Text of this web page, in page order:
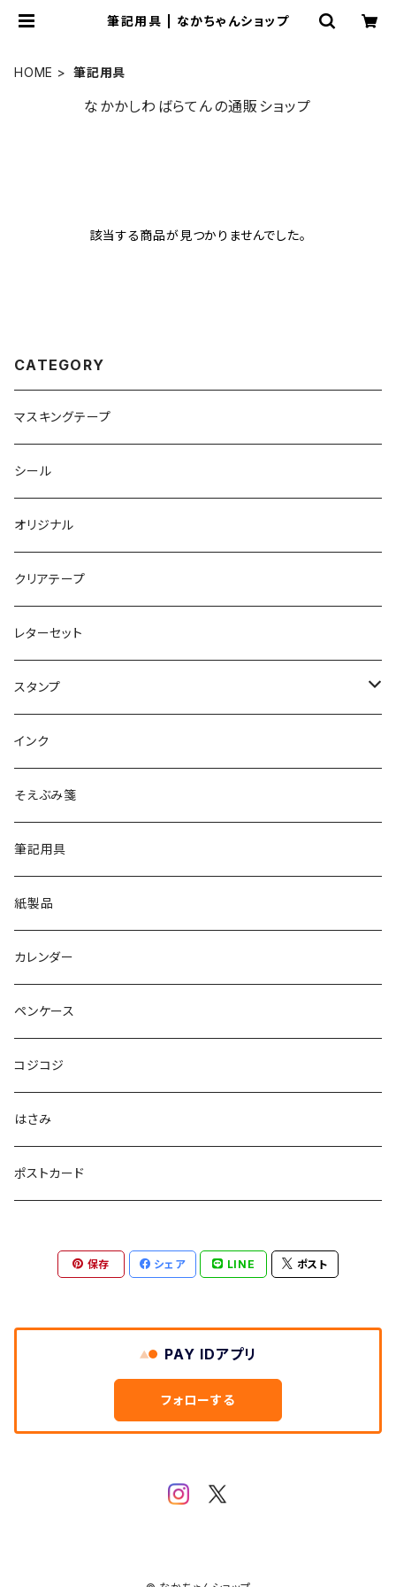
筆記用具 | なかちゃんショップ
HOME 筆記用具
なかかしわばらてんの通販ショップ
該当する商品が見つかりませんでした。
CATEGORY
マスキングテープ
シール
オリジナル
クリアテープ
レターセット
スタンプ
クリアスタンプ
インク
そえぶみ箋
筆記用具
紙製品
カレンダー
ペンケース
コジコジ
はさみ
ポストカード
保存 シェア LINE ポスト
PAY IDアプリ
フォローする